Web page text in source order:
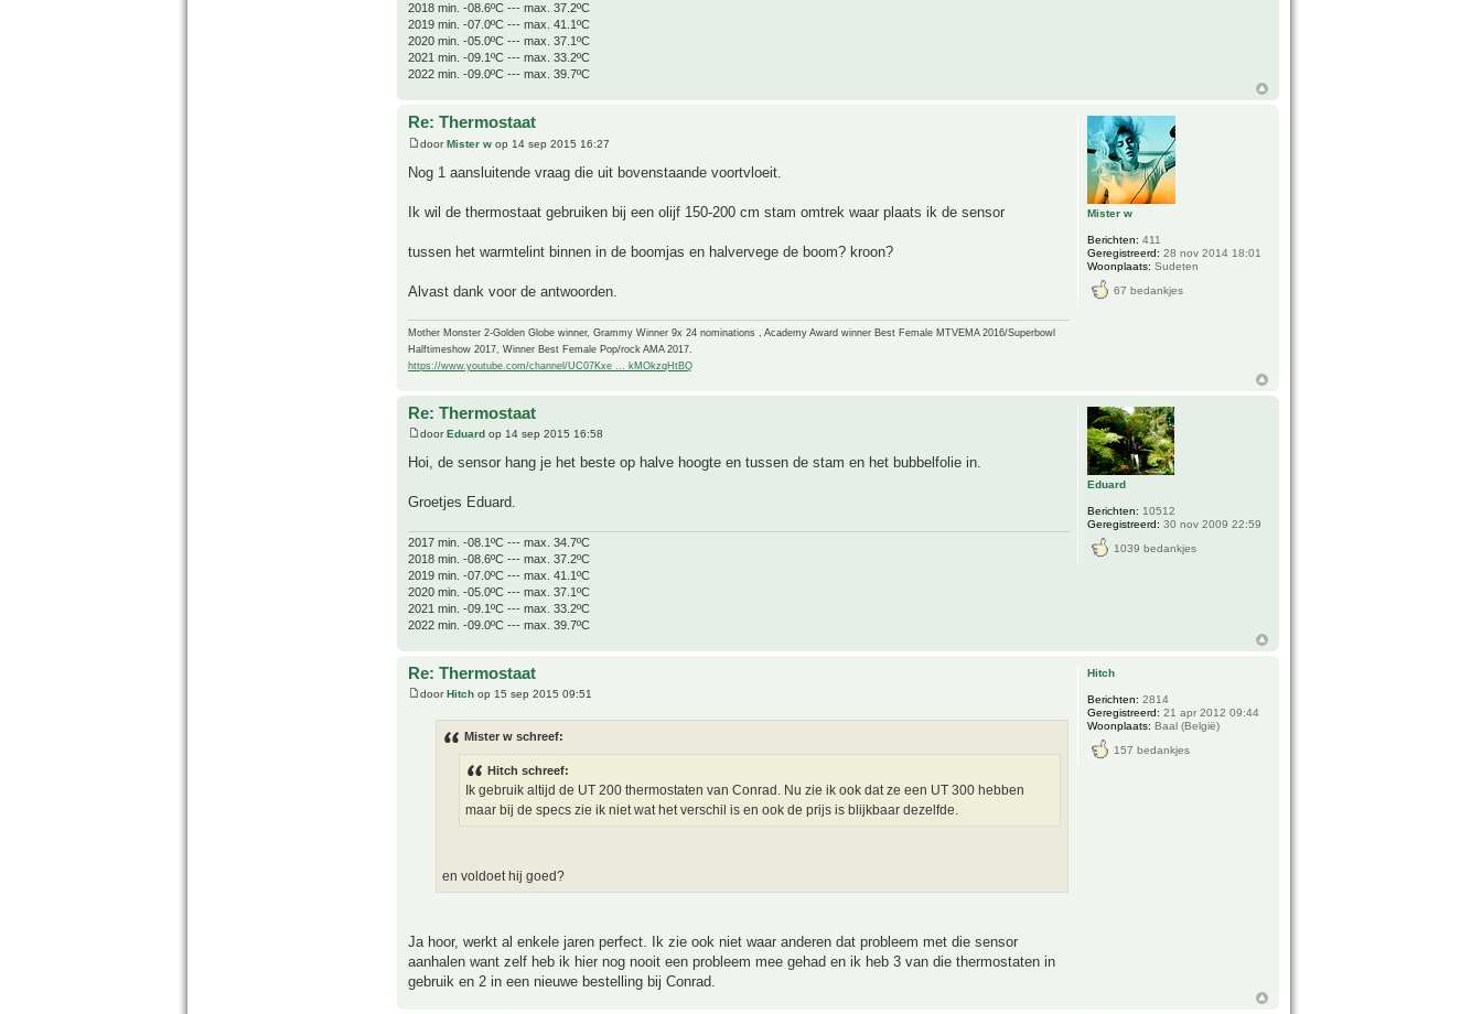
2018 min. -08.6ºC --- max. 37.2ºC
2019 min. -07.0ºC --- max. 41.1ºC
2020 min. -05.0ºC --- max. 37.1ºC
2021 min. -09.1ºC --- max. 33.2ºC
2022 min. -09.0ºC --- max. 39.7ºC
Re: Thermostaat
doorMister w op 14 sep 2015 16:27
Nog 1 aansluitende vraag die uit bovenstaande voortvloeit.
Ik wil de thermostaat gebruiken bij een olijf 150-200 cm stam omtrek waar plaats ik de sensor
tussen het warmtelint binnen in de boomjas en halvervege de boom? kroon?
Alvast dank voor de antwoorden.
Mother Monster 2-Golden Globe winner, Grammy Winner 9x 24 nominations , Academy Award winner Best Female MTVEMA 2016/Superbowl
Halftimeshow 2017, Winner Best Female Pop/rock AMA 2017.
https://www.youtube.com/channel/UC07Kxe ... kMOkzqHtBQ
Mister w
Berichten: 411
Geregistreerd: 28 nov 2014 18:01
Woonplaats: Sudeten
67 bedankjes
Re: Thermostaat
doorEduard op 14 sep 2015 16:58
Hoi, de sensor hang je het beste op halve hoogte en tussen de stam en het bubbelfolie in.
Groetjes Eduard.
2017 min. -08.1ºC --- max. 34.7ºC
2018 min. -08.6ºC --- max. 37.2ºC
2019 min. -07.0ºC --- max. 41.1ºC
2020 min. -05.0ºC --- max. 37.1ºC
2021 min. -09.1ºC --- max. 33.2ºC
2022 min. -09.0ºC --- max. 39.7ºC
Eduard
Berichten: 10512
Geregistreerd: 30 nov 2009 22:59
1039 bedankjes
Re: Thermostaat
doorHitch op 15 sep 2015 09:51
Mister w schreef:
Hitch schreef:
Ik gebruik altijd de UT 200 thermostaten van Conrad. Nu zie ik ook dat ze een UT 300 hebben
maar bij de specs zie ik niet wat het verschil is en ook de prijs is blijkbaar dezelfde.
en voldoet hij goed?
Ja hoor, werkt al enkele jaren perfect. Ik zie ook niet waar anderen dat probleem met die sensor
aanhalen want zelf heb ik hier nog nooit een probleem mee gehad en ik heb 3 van die thermostaten in
gebruik en 2 in een nieuwe bestelling bij Conrad.
Hitch
Berichten: 2814
Geregistreerd: 21 apr 2012 09:44
Woonplaats: Baal (België)
157 bedankjes